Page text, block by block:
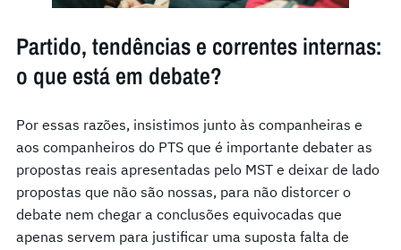
Partido, tendências e correntes internas:
o que está em debate?
Por essas razões, insistimos junto às companheiras e
aos companheiros do PTS que é importante debater as
propostas reais apresentadas pelo MST e deixar de lado
propostas que não são nossas, para não distorcer o
debate nem chegar a conclusões equivocadas que
apenas servem para justificar uma suposta falta de